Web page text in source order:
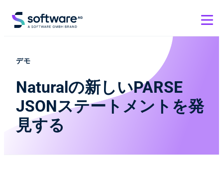
デモ
Naturalの新しいPARSE
JSONステートメントを発
見する